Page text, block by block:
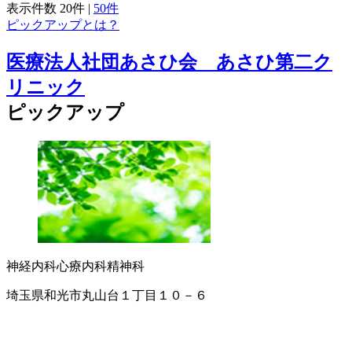
表示件数 20件 | 50件
ピックアップとは？
医療法人社団あさひ会 あさひ第二ク
リニック
ピックアップ
神経内科心療内科精神科
埼玉県和光市丸山台１丁目１０－６